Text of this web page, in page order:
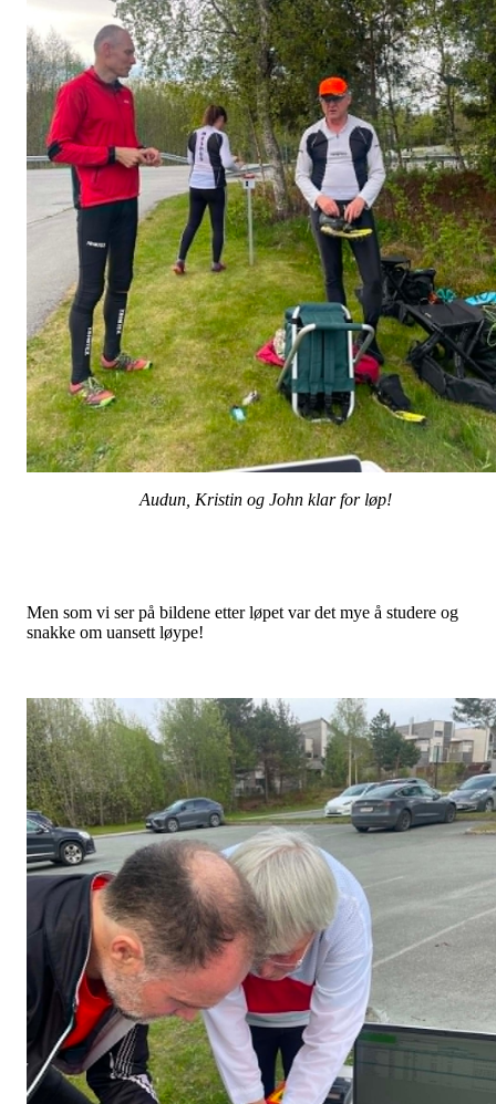
Audun, Kristin og John klar for løp!
Men som vi ser på bildene etter løpet var det mye å studere og
snakke om uansett løype!